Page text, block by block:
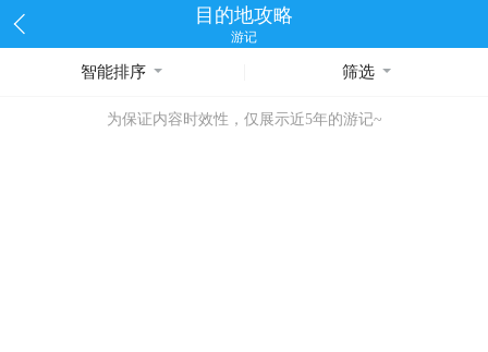
目的地攻略
游记
智能排序 筛选
为保证内容时效性，仅展示近5年的游记~